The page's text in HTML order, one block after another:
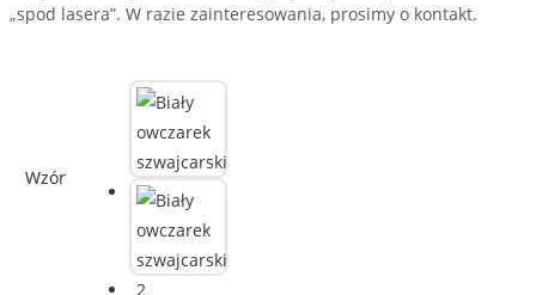
„spod lasera”. W razie zainteresowania, prosimy o kontakt.
Wzór